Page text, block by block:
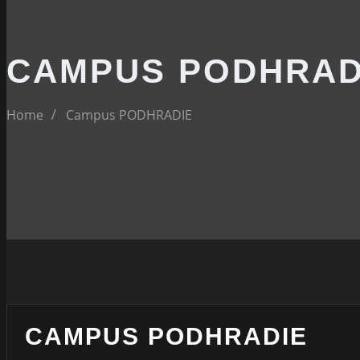
CAMPUS
Home Campus PODHRADIE
CAMPUS PODHRADIE